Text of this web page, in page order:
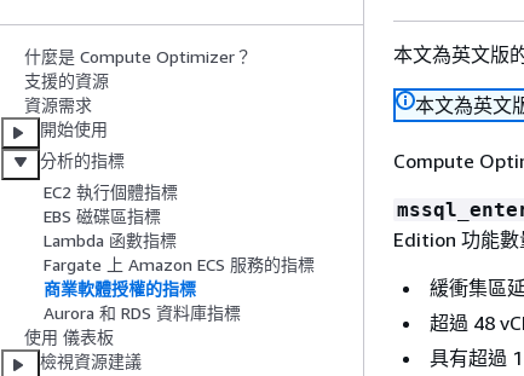
什麼是 Compute Optimizer？
支援的資源
資源需求
開始使用
分析的指標
EC2 執行個體指標
EBS 磁碟區指標
Lambda 函數指標
Fargate 上 Amazon ECS 服務的指標
商業軟體授權的指標
Aurora 和 RDS 資料庫指標
使用 儀表板
檢視資源建議
本文為英文版
本文為英文
Compute
Edition 功能數
緩衝集區
超過 48
具有超過